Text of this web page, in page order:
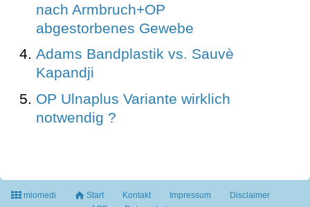
nach Armbruch+OP
abgestorbenes Gewebe
Adams Bandplastik vs. Sauvè
Kapandji
OP Ulnaplus Variante wirklich
notwendig ?
miomedi Start Kontakt Impressum
Disclaimer